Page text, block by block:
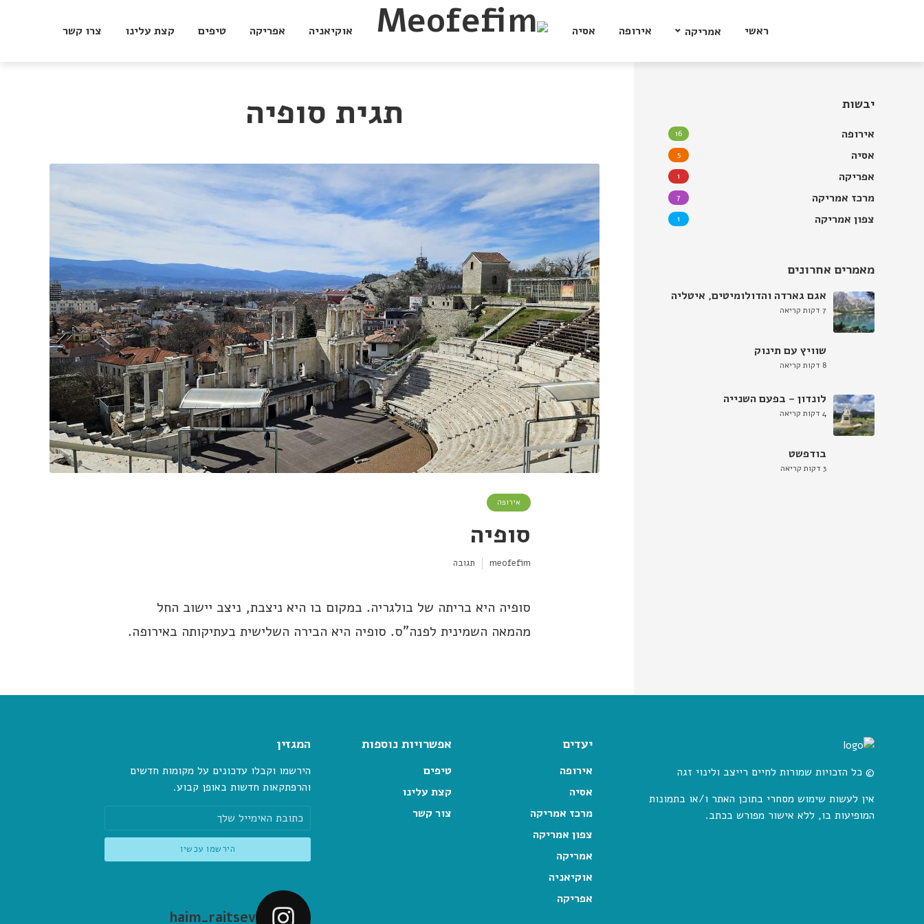
אוקיאניה אפריקה טיפים קצת עלינו צרו קשר ראשי אמריקה אירופה אסיה
תגית סופיה
אירופה
סופיה
meofefim תגובה
סופיה היא בריתה של בולגריה. במקום בו היא ניצבת, ניצב יישוב החל
מהמאה השמינית לפנה"ס. סופיה היא הבירה השלישית בעתיקותה באירופה.
יבשות
אירופה 16
אסיה 5
אפריקה 1
מרכז אמריקה 7
צפון אמריקה 1
מאמרים אחרונים
אגם גארדה והדולומיטים, איטליה
7 דקות קריאה
שוויץ עם תינוק
8 דקות קריאה
לונדון – בפעם השנייה
4 דקות קריאה
בודפשט
3 דקות קריאה
© כל הזכויות שמורות לחיים רייצב ולינוי זגה
אין לעשות שימוש מסחרי בתוכן האתר ו/או בתמונות
המופיעות בו, ללא אישור מפורש בכתב.
יעדים
אירופה
אסיה
מרכז אמריקה
צפון אמריקה
אמריקה
אוקיאניה
אפריקה
אפשרויות נוספות
טיפים
קצת עלינו
צור קשר
המגזין
הירשמו וקבלו עדכונים על מקומות חדשים
והרפתקאות חדשות באופן קבוע.
haim_raitsev